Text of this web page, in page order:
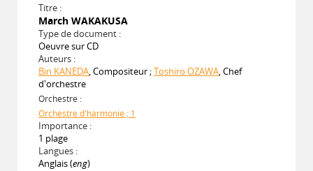
Titre :
March WAKAKUSA
Type de document :
Oeuvre sur CD
Auteurs :
Bin KANEDA, Compositeur ;Toshiro OZAWA, Chef
d'orchestre
Orchestre :
Orchestre d'harmonie ; 1
Importance :
1 plage
Langues :
Anglais (eng)